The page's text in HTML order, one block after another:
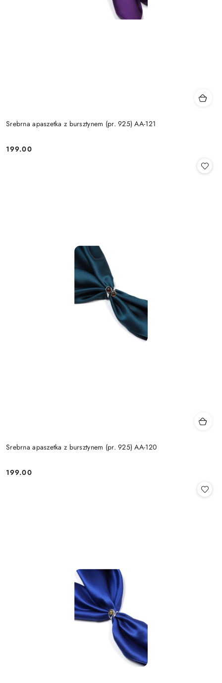
Srebrna apaszetka z bursztynem (pr. 925) AA-121
Cena:
199.00
Srebrna apaszetka z bursztynem (pr. 925) AA-120
Cena:
199.00